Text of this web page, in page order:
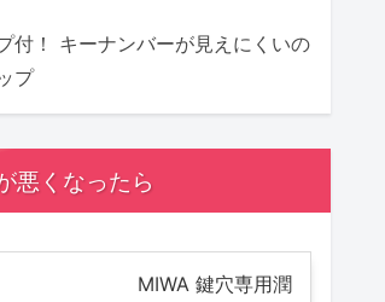
付！ キーナンバーが見えにくいの
プ
悪くなったら
MIWA 鍵穴専用潤